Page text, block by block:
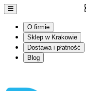
O firmie
Sklep w Krakowie
Dostawa i płatność
Blog